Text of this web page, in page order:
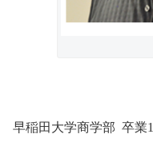
早稲田大学商学部 卒業